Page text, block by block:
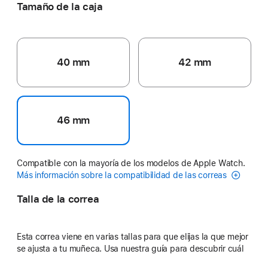
Tamaño de la caja
40 mm 42 mm
46 mm
Compatible con la mayoría de los modelos de Apple Watch.
Más información sobre la compatibilidad de las correas
Talla de la correa
Esta correa viene en varias tallas para que elijas la que mejor
se ajusta a tu muñeca. Usa nuestra guía para descubrir cuál